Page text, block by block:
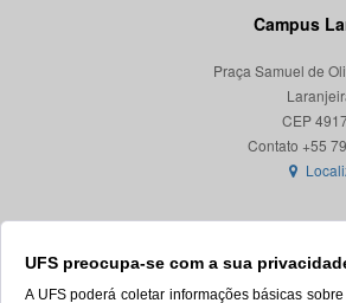
UFS preocupa-se com a sua
A UFS poderá coletar informações básicas
Campus
Praça Samuel de
CEP